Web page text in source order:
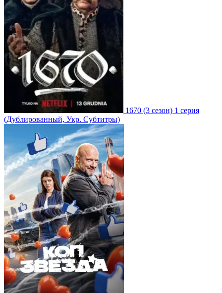
1670 (3 сезон) 1 серия
(Дублированный, Укр. Субтитры)